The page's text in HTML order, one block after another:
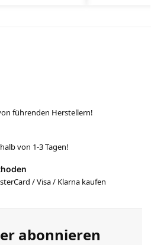
führenden Herstellern!
von 1-3 Tagen!
/ Visa / Klarna kaufen
abonnieren